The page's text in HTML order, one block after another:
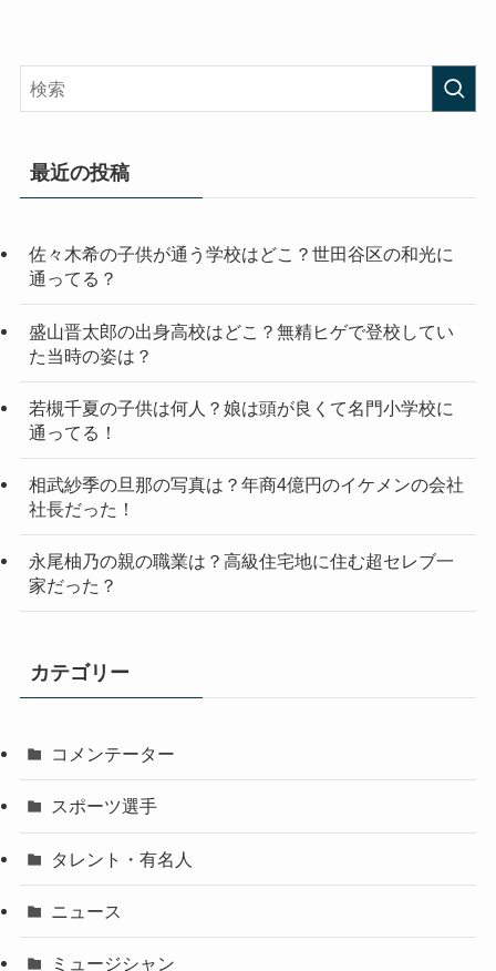
最近の投稿
佐々木希の子供が通う学校はどこ？世田谷区の和光に
通ってる？
盛山晋太郎の出身高校はどこ？無精ヒゲで登校してい
た当時の姿は？
若槻千夏の子供は何人？娘は頭が良くて名門小学校に
通ってる！
相武紗季の旦那の写真は？年商4億円のイケメンの会社
社長だった！
永尾柚乃の親の職業は？高級住宅地に住む超セレブ一
家だった？
カテゴリー
コメンテーター
スポーツ選手
タレント・有名人
ニュース
ミュージシャン